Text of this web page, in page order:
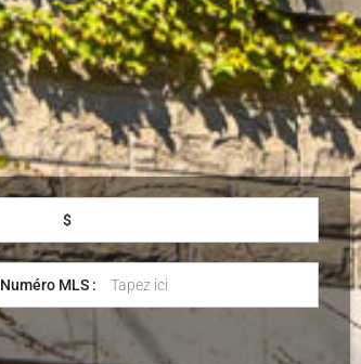
$
Numéro MLS :